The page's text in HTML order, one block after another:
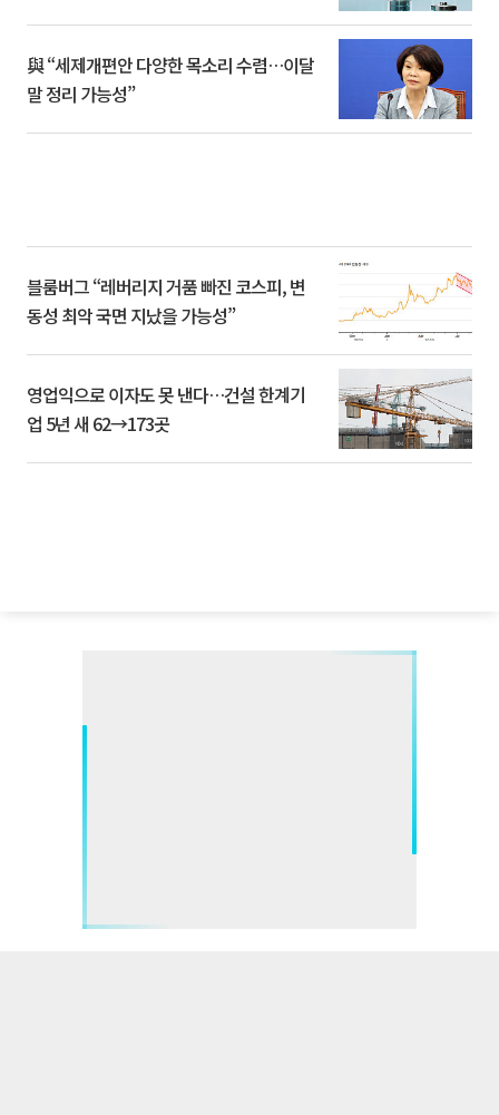
與 “세제개편안 다양한 목소리 수렴…이달
말 정리 가능성”
블룸버그 “레버리지 거품 빠진 코스피, 변
동성 최악 국면 지났을 가능성”
영업익으로 이자도 못 낸다…건설 한계기
업 5년 새 62→173곳